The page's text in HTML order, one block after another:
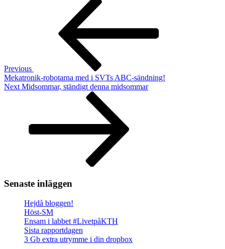
Previous
Mekatronik-robotarna med i SVTs ABC-sändning!
Next
Next Midsommar, ständigt denna midsommar
Senaste inläggen
Hejdå bloggen!
Höst-SM
Ensam i labbet #LivetpåKTH
Sista rapportdagen
3 Gb extra utrymme i din dropbox